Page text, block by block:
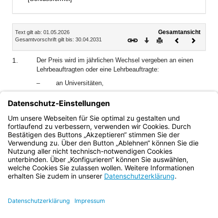
Inhalt
Text gilt ab: 01.05.2026
Gesamtvorschrift gilt bis: 30.04.2031
Gesamtansicht
Download
DruckenVorheriges
1.
Der Preis wird im jährlichen Wechsel vergeben an einen
Lehrbeauftragten oder eine Lehrbeauftragte:
–
an Universitäten,
Wissenschaften/Technischen Hochschulen,
–
an Kunsthochschulen.
Bayern.de
BayernPortal
Impressum